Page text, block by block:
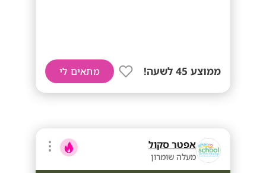
ממוצע 45 לשעה! מתאים לי
אפטר סקול
מעלה שומרון